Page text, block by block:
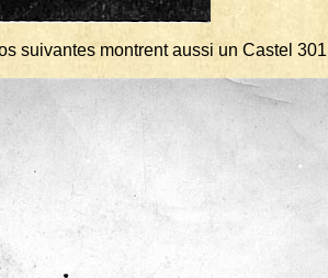
suivantes montrent aussi un Castel 301